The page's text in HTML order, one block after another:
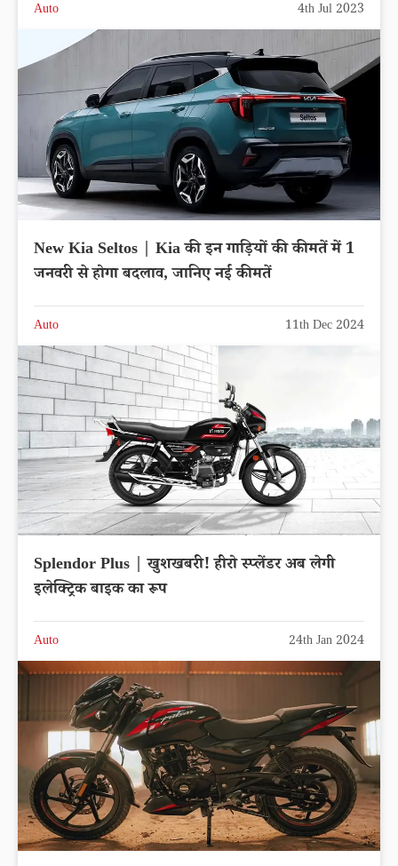
Auto 4th Jul 2023
New Kia Seltos | Kia की इन गाड़ियों की कीमतें में 1
जनवरी से होगा बदलाव, जानिए नई कीमतें
Auto 11th Dec 2024
Splendor Plus | खुशखबरी! हीरो स्प्लेंडर अब लेगी
इलेक्ट्रिक बाइक का रूप
Auto 24th Jan 2024